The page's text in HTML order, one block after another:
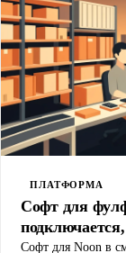
ПЛАТФОРМА
Софт для
продавца
Софт для Noon в